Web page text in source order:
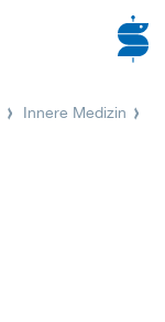
Innere Medizin